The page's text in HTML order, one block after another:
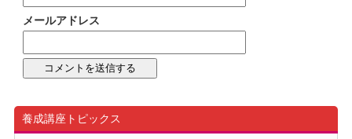
メールアドレス
養成講座トピックス